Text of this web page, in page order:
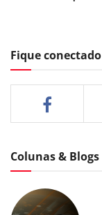
Fique conectado
Colunas & Blogs